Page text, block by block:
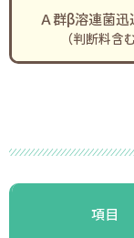
Ａ群β溶連菌迅
（判断料含む
項目